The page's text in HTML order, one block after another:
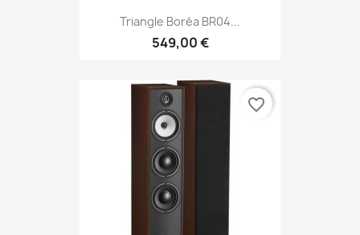
Triangle Boréa BR04...
549,00 €
favorite_border